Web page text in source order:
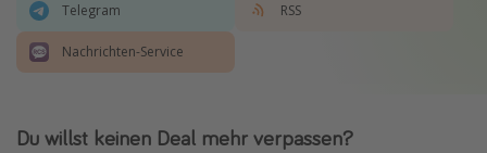
Telegram RSS
Nachrichten-Service
Du willst keinen Deal mehr verpassen?